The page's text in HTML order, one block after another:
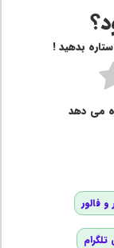
بدهید !
می دهد
فالور